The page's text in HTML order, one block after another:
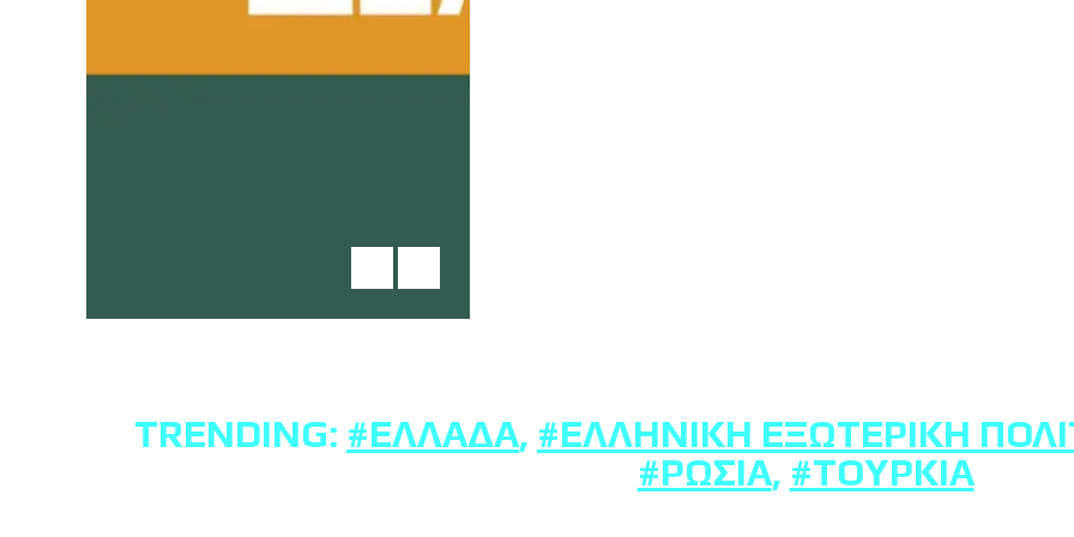
TRENDING: #ΕΛΛΆΔΑ, #ΕΛΛΗΝΙΚΉ ΕΞΩΤΕΡΙΚΉ
#ΡΩΣΊΑ, #ΤΟΥΡΚΊΑ